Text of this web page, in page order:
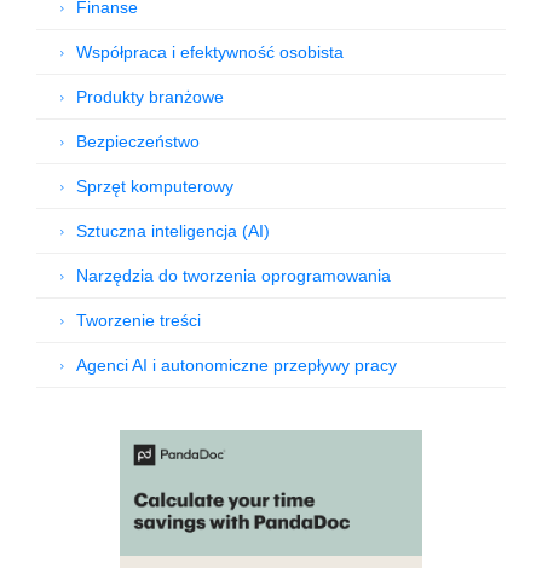
Finanse
Współpraca i efektywność osobista
Produkty branżowe
Bezpieczeństwo
Sprzęt komputerowy
Sztuczna inteligencja (AI)
Narzędzia do tworzenia oprogramowania
Tworzenie treści
Agenci AI i autonomiczne przepływy pracy